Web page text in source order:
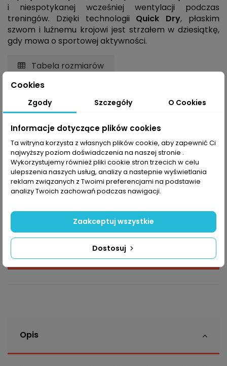
i niespotykanej wcześniej wentylacji podczas
treningów. Dzięki technologii Quick Dry, płaskim
szwom i luźnemu krojowi jest strzałem w dziesiątkę,
gdy mowa o sportowej aktywności.
Tabela rozmiarów
Biały
Rozmiar
Dodaj do koszyka
Opis
Cookies
Zgody Szczegóły O Cookies
Informacje dotyczące plików cookies
Ta witryna korzysta z własnych plików cookie, aby zapewnić Ci
najwyższy poziom doświadczenia na naszej stronie .
Wykorzystujemy również pliki cookie stron trzecich w celu
ulepszenia naszych usług, analizy a nastepnie wyświetlania
reklam związanych z Twoimi preferencjami na podstawie
analizy Twoich zachowań podczas nawigacji.
Dostosuj
Zaakceptuj wszystkie